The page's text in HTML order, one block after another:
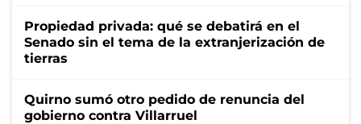
Propiedad privada: qué se debatirá en el
Senado sin el tema de la extranjerización de
tierras
Quirno sumó otro pedido de renuncia del
gobierno contra Villarruel